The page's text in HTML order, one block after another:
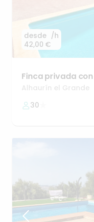
desde
42,00 €
/h
Finca privada con
Alhaurín el Grande
30